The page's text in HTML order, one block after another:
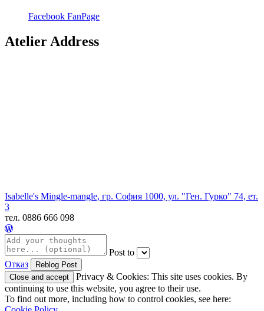
Facebook FanPage
Atelier Address
Isabelle's Mingle-mangle, гр. София 1000, ул. "Ген. Гурко" 74, ет.
3
тел. 0886 666 098
Post to
Отказ
Privacy & Cookies: This site uses cookies. By
continuing to use this website, you agree to their use.
To find out more, including how to control cookies, see here: